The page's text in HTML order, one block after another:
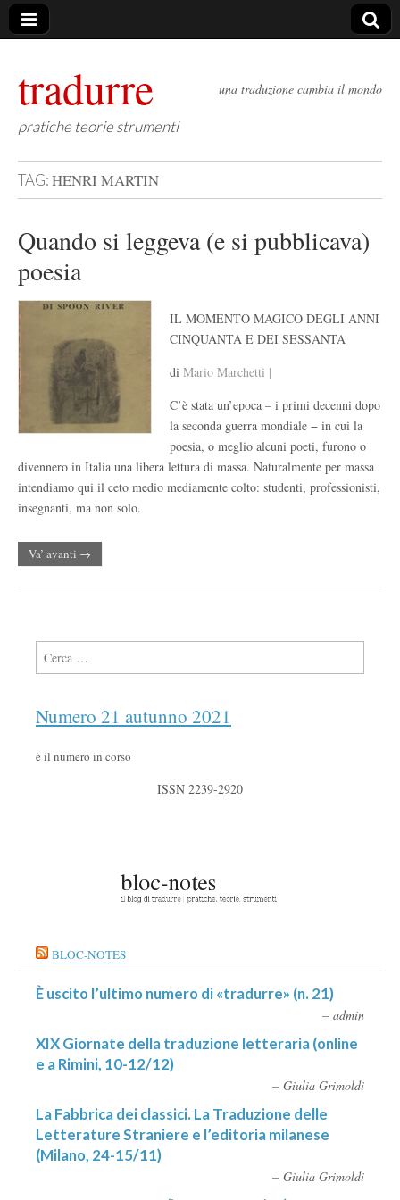
tradurre
pratiche teorie strumenti
una traduzione cambia il mondo
TAG:HENRI MARTIN
Quando si leggeva (e si pubblicava)
poesia
IL MOMENTO MAGICO DEGLI ANNI
CINQUANTA E DEI SESSANTA
di Mario Marchetti |
C’è stata un’epoca – i primi decenni dopo
la seconda guerra mondiale − in cui la
poesia, o meglio alcuni poeti, furono o
divennero in Italia una libera lettura di massa. Naturalmente per massa
intendiamo qui il ceto medio mediamente colto: studenti, professionisti,
insegnanti, ma non solo.
Va’ avanti →
Ricerca per:
Numero 21 autunno 2021
è il numero in corso
ISSN 2239-2920
BLOC-NOTES
È uscito l’ultimo numero di «tradurre» (n. 21)
admin
XIX Giornate della traduzione letteraria (online
e a Rimini, 10-12/12)
Giulia Grimoldi
La Fabbrica dei classici. La Traduzione delle
Letterature Straniere e l’editoria milanese
(Milano, 24-15/11)
Giulia Grimoldi